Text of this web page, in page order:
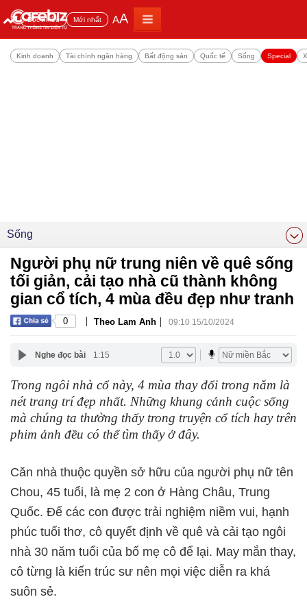
Đọc nhiều Mới nhất AA
Kinh doanh Tài chính ngân hàng Bất động sản Quốc tế Sống Special
Sống
Người phụ nữ trung niên về quê sống
tối giản, cải tạo nhà cũ thành không
gian cổ tích, 4 mùa đều đẹp như tranh
0 | Theo Lam Anh | 09:10 15/10/2024
Nghe đọc bài 1:15
Trong ngôi nhà cổ này, 4 mùa thay đổi trong năm là
nét trang trí đẹp nhất. Những khung cảnh cuộc sống
mà chúng ta thường thấy trong truyện cổ tích hay trên
phim ảnh đều có thể tìm thấy ở đây.
Căn nhà thuộc quyền sở hữu của người phụ nữ tên
Chou, 45 tuổi, là mẹ 2 con ở Hàng Châu, Trung
Quốc. Để các con được trải nghiệm niềm vui, hạnh
phúc tuổi thơ, cô quyết định về quê và cải tạo ngôi
nhà 30 năm tuổi của bố mẹ cô để lại. May mắn thay,
cô từng là kiến trúc sư nên mọi việc diễn ra khá
suôn sẻ.